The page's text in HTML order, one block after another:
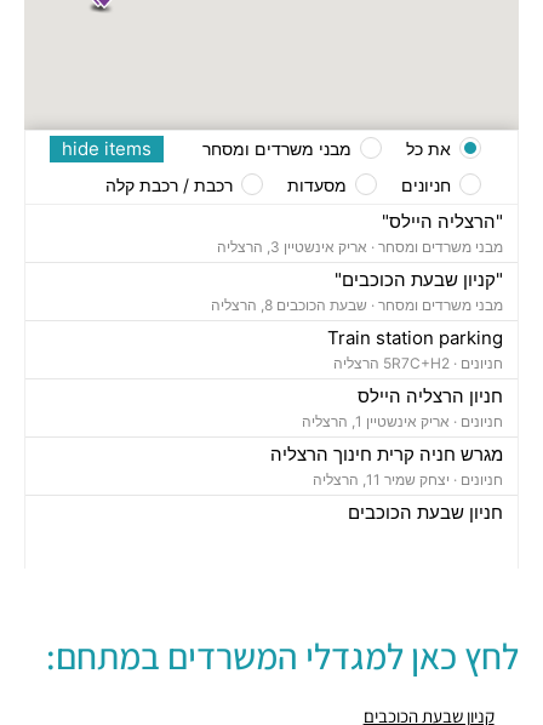
"הרצליה היילס"
מבני משרדים ומסחר · אריק אינשטיין 3, הרצליה
"קניון שבעת הכוכבים"
מבני משרדים ומסחר · שבעת הכוכבים 8, הרצליה
Train station parking
חניונים ·
חניון הרצליה היילס
חניונים · אריק אינשטיין 1, הרצליה
מגרש חניה קרית חינוך הרצליה
חניונים · יצחק שמיר 11, הרצליה
חניון שבעת הכוכבים
מסעדות ·אריק איינשטיין 3, הרצליה
מסעדות ·5R78+42 הרצליה
hide items את כל
מבני משרדים ומסחר
חניונים
מסעדות רכבת / רכבת קלה
לחץ כאן למגדלי המשרדים במתחם:
קניון שבעת הכוכבים